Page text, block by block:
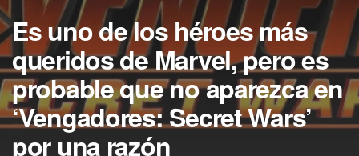
Es uno de los héroes más
queridos de Marvel, pero es
probable que no aparezca en
‘Vengadores: Secret Wars’
por una razón